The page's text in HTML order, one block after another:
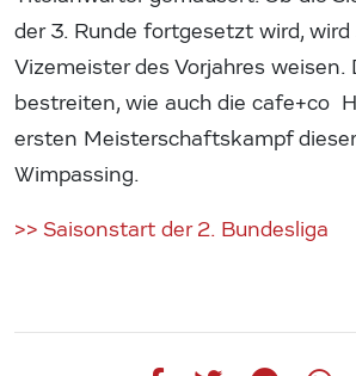
der 3. Runde fortgesetzt wird, wird
Vizemeister des Vorjahres weisen.
bestreiten, wie auch die cafe+co
ersten Meisterschaftskampf
Wimpassing.
>> Saisonstart der 2. Bundesliga